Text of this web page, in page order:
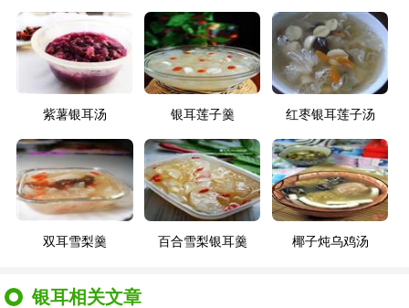
紫薯银耳汤 银耳莲子羹 红枣银耳莲子汤
双耳雪梨羹 百合雪梨银耳羹 椰子炖乌鸡汤
银耳相关文章